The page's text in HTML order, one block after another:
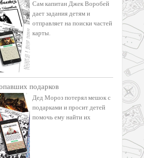
Сам капитан Джек Воробей
дает задания детям и
отправляет на поиски частей
карты.
подарков
Дед Мороз потерял мешок с
подарками и просит детей
помочь ему найти их